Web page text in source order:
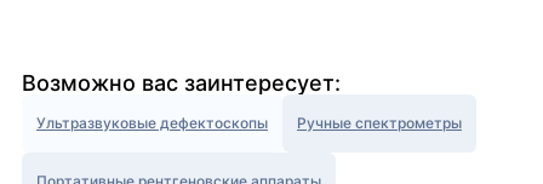
Возможно вас заинтересует:
Ультразвуковые дефектоскопы Ручные спектрометры